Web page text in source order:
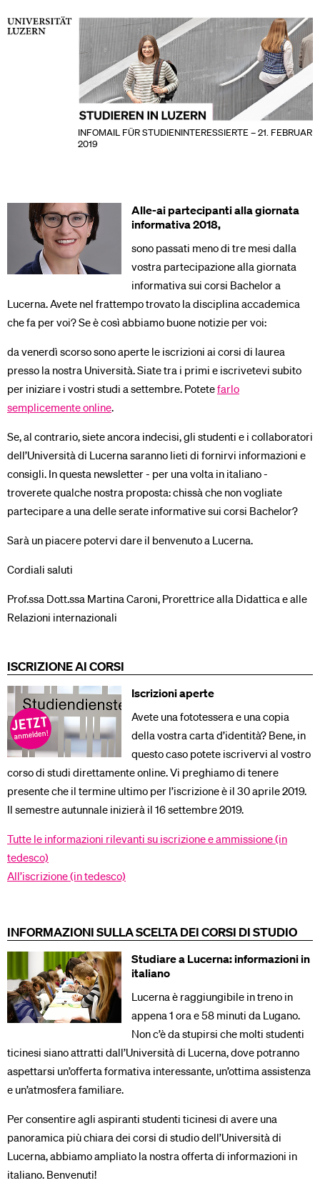
INFOMAIL FÜR STUDIENINTERESSIERTE – 21. FEBRUAR
2019
Alle-ai partecipanti alla giornata
informativa 2018,
sono passati meno di tre mesi dalla
vostra partecipazione alla giornata
informativa sui corsi Bachelor a
Lucerna. Avete nel frattempo trovato la disciplina accademica
che fa per voi? Se è così abbiamo buone notizie per voi:
da venerdì scorso sono aperte le iscrizioni ai corsi di laurea
presso la nostra Università. Siate tra i primi e iscrivetevi subito
per iniziare i vostri studi a settembre. Potetefarlo
semplicemente online.
Se, al contrario, siete ancora indecisi, gli studenti e i collaboratori
dell’Università di Lucerna saranno lieti di fornirvi informazioni e
consigli. In questa newsletter - per una volta in italiano -
troverete qualche nostra proposta: chissà che non vogliate
partecipare a una delle serate informative sui corsi Bachelor?
Sarà un piacere potervi dare il benvenuto a Lucerna.
Cordiali saluti
Prof.ssa Dott.ssa Martina Caroni, Prorettrice alla Didattica e alle
Relazioni internazionali
ISCRIZIONE AI CORSI
Iscrizioni aperte
Avete una fototessera e una copia
della vostra carta d’identità? Bene, in
questo caso potete iscrivervi al vostro
corso di studi direttamente online. Vi preghiamo di tenere
presente che il termine ultimo per l’iscrizione è il 30 aprile 2019.
Il semestre autunnale inizierà il 16 settembre 2019.
Tutte le informazioni rilevanti su iscrizione e ammissione (in
tedesco)
All’iscrizione (in tedesco)
INFORMAZIONI SULLA SCELTA DEI CORSI DI STUDIO
Studiare a Lucerna: informazioni in
italiano
Lucerna è raggiungibile in treno in
appena 1 ora e 58 minuti da Lugano.
Non c’è da stupirsi che molti studenti
ticinesi siano attratti dall’Università di Lucerna, dove potranno
aspettarsi un’offerta formativa interessante, un’ottima assistenza
e un’atmosfera familiare.
Per consentire agli aspiranti studenti ticinesi di avere una
panoramica più chiara dei corsi di studio dell’Università di
Lucerna, abbiamo ampliato la nostra offerta di informazioni in
italiano. Benvenuti!